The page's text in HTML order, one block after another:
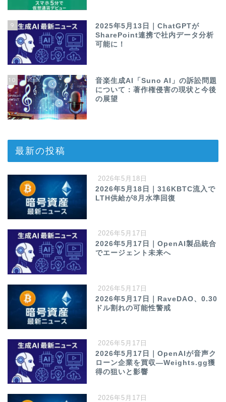
9
2025年5月13日｜ChatGPTが
SharePoint連携で社内データ分析
可能に！
10
音楽生成AI「Suno AI」の訴訟問題
について：著作権侵害の現状と今後
の展望
最新の投稿
2026年5月18日
2026年5月18日｜316KBTC流入で
LTH供給が8月水準回復
2026年5月17日
2026年5月17日｜OpenAI製品統合
でエージェント未来へ
2026年5月17日
2026年5月17日｜RaveDAO、0.30
ドル割れの可能性警戒
2026年5月17日
2026年5月17日｜OpenAIが音声ク
ローン企業を買収—Weights.gg獲
得の狙いと影響
2026年5月17日